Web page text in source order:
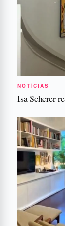
NOTÍCIAS
Isa Scherer